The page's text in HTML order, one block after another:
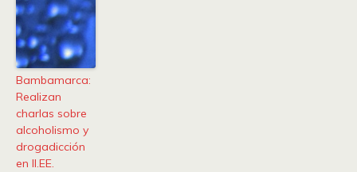
Bambamarca:
Realizan
charlas sobre
alcoholismo y
drogadicción
en II.EE.